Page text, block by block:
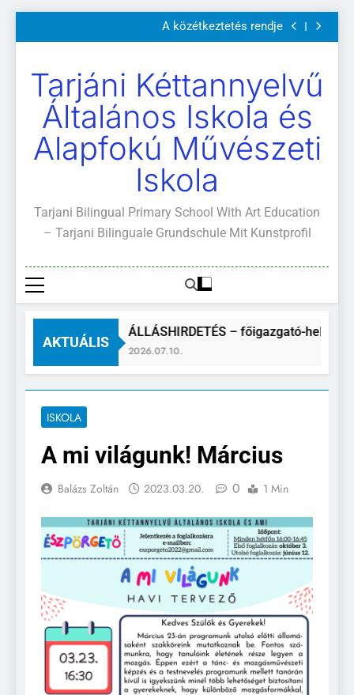
a
Szülői értekezletek 2026. május 04-14.
A közétkeztetés rendje
Kötelező és ajánlott olvasmányok
Szülői értekezletek 2026. május 04-14.
A közétkeztetés rendje
Kötelező és ajánlott olvasmányok
A Mi Világunk!
Tarjáni Kéttannyelvű
Általános Iskola és
Alapfokú Művészeti
Iskola
Tarjani Bilingual Primary School With Art Education
– Tarjani Bilinguale Grundschule Mit Kunstprofil
AKTUÁLIS
ÁLLÁSHIRDETÉS – főigazgató-helyettes
2026.07.10.
ISKOLA
A mi világunk! Március
Balázs Zoltán 2023.03.20. 0 1 Min